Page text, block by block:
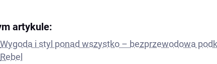
artykule:
Wygoda i styl ponad wszystko – bezprzewodowa
Rebel